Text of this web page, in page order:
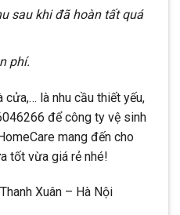
sau khi đã hoàn tất quá
phí.
cửa,… là nhu cầu thiết yếu,
để công ty vệ sinh
mang đến cho
tốt vừa giá rẻ nhé!
Xuân – Hà Nội